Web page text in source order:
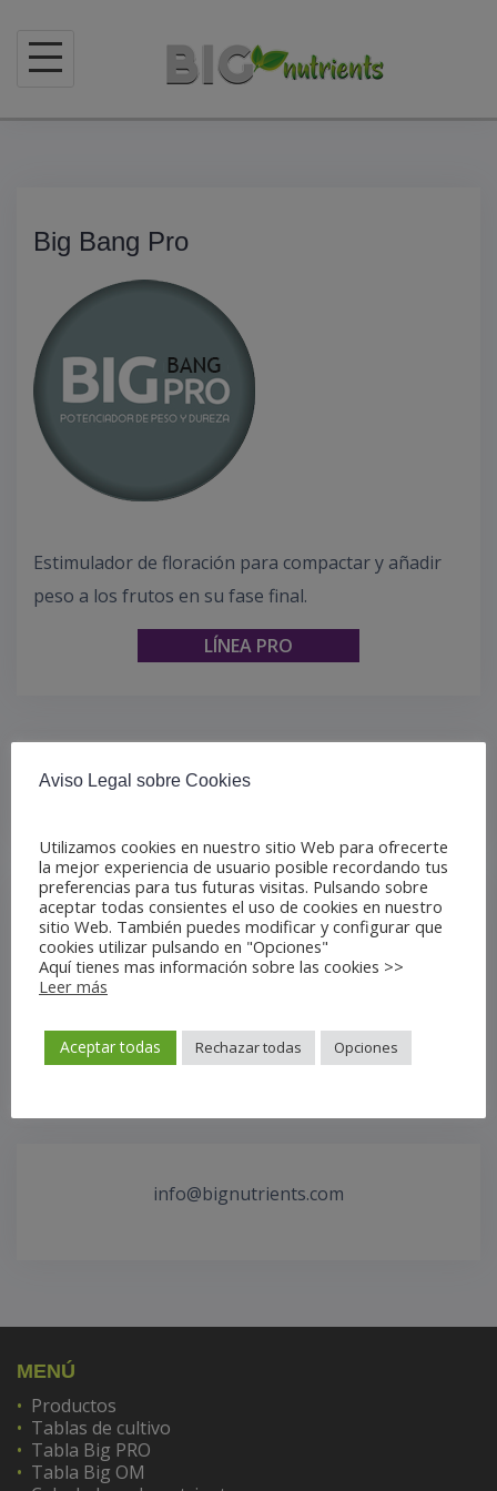
Big Bang Pro
Estimulador de floración para compactar y añadir
peso a los frutos en su fase final.
LÍNEA PRO
Navegación
entradas
info@bignutrients.com
MENÚ
Productos
Tablas de cultivo
Tabla Big PRO
Tabla Big OM
Aviso Legal sobre Cookies
Utilizamos cookies en nuestro sitio Web para ofrecerte
la mejor experiencia de usuario posible recordando tus
preferencias para tus futuras visitas. Pulsando sobre
aceptar todas consientes el uso de cookies en nuestro
sitio Web. También puedes modificar y configurar que
cookies utilizar pulsando en "Opciones"
Aquí tienes mas información sobre las cookies >>
Leer más
Aceptar todas Rechazar todas Opciones